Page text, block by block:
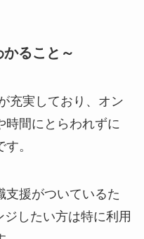
ること～
充実しており、オン
時間にとらわれずに
。
支援がついているた
したい方は特に利用